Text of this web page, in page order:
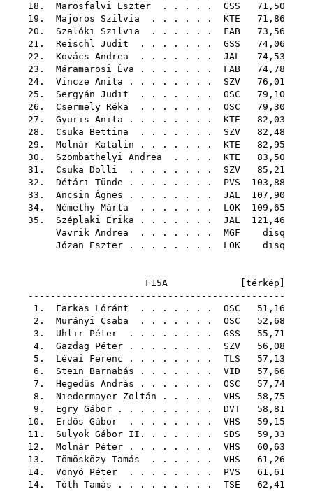
18. Marosfalvi Eszter . . . . . GSS 71,50
19. Majoros Szilvia . . . . . . KTE 71,86
20. Szalóki Szilvia . . . . . . FAB 73,56
21. Reischl Judit . . . . . . . GSS 74,06
22. Kovács Andrea . . . . . . . JAL 74,53
23. Máramarosi Éva . . . . . . . FAB 74,78
24. Vincze Anita . . . . . . . . SZV 76,01
25. Sergyán Judit . . . . . . . OSC 79,10
26. Csermely Réka . . . . . . . OSC 79,30
27. Gyuris Anita . . . . . . . . KTE 82,03
28. Csuka Bettina . . . . . . . SZV 82,48
29. Molnár Katalin . . . . . . . KTE 82,95
30. Szombathelyi Andrea . . . . KTE 83,50
31. Csuka Dolli . . . . . . . . SZV 85,21
32. Détári Tünde . . . . . . . . PVS 103,88
33. Ancsin Ágnes . . . . . . . . JAL 107,90
34. Némethy Márta . . . . . . . LOK 109,65
35. Széplaki Erika . . . . . . . JAL 121,46
Vavrik Andrea . . . . . . . MGF disq
Józan Eszter . . . . . . . . LOK disq
F15A [ térkép
----------------------------------------------
1. Farkas Lóránt . . . . . . . OSC 51,16
2. Murányi Csaba . . . . . . . OSC 52,68
3. Uhlir Péter . . . . . . . . GSS 55,71
4. Gazdag Péter . . . . . . . . SZV 56,08
5. Lévai Ferenc . . . . . . . . TLS 57,13
6. Stein Barnabás . . . . . . . VID 57,66
7. Hegedűs András . . . . . . . OSC 57,74
8. Niedermayer Zoltán . . . . . VHS 58,75
9. Egry Gábor . . . . . . . . . DVT 58,81
10. Erdős Gábor . . . . . . . . VHS 59,15
11. Sulyok Gábor II. . . . . . . SDS 59,33
12. Molnár Péter . . . . . . . . VHS 60,63
13. Tömösközy Tamás . . . . . . VHS 61,26
14. Vonyó Péter . . . . . . . . PVS 61,61
14. Tóth Tamás . . . . . . . . . TSE 62,41